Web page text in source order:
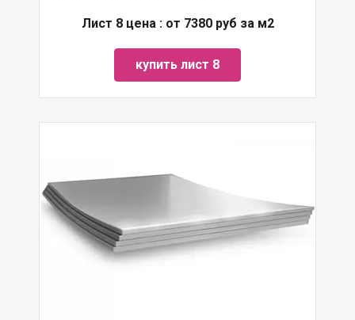
Лист 8 цена : от 7380 руб за м2
купить лист 8